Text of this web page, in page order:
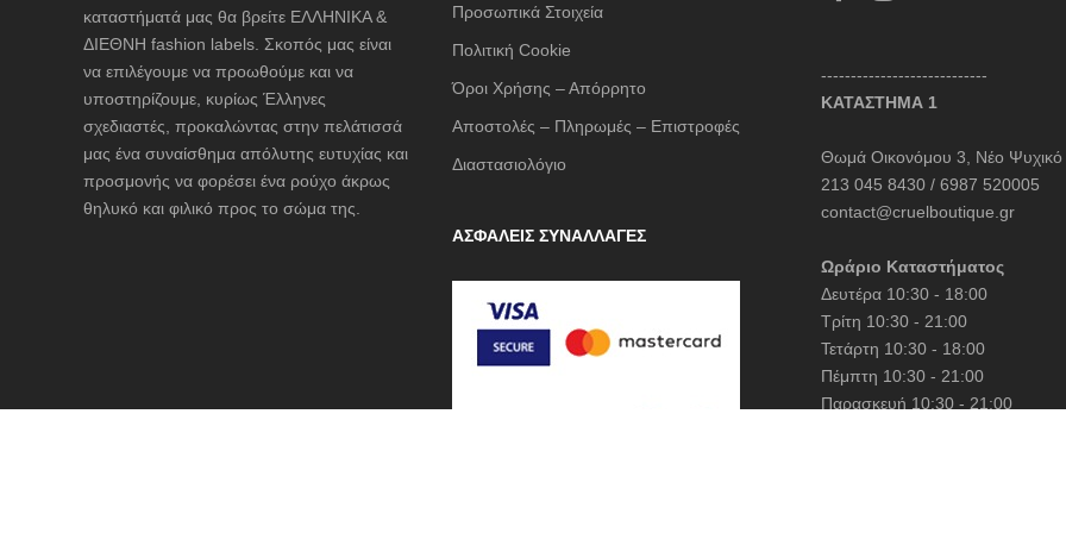
Mille Luci
NAIBA FASHION LAB
Opus 4
καταστήματά μας θα βρείτε ΕΛΛΗΝΙΚΑ &
ΔΙΕΘΝΗ fashion labels. Σκοπός μας είναι
να επιλέγουμε να προωθούμε και να
υποστηρίζουμε, κυρίως Έλληνες
σχεδιαστές, προκαλώντας στην πελάτισσά
μας ένα συναίσθημα απόλυτης ευτυχίας και
προσμονής να φορέσει ένα ρούχο άκρως
θηλυκό και φιλικό προς το σώμα της.
Προσωπικά Στοιχεία
Πολιτική Cookie
Όροι Χρήσης – Απόρρητο
Αποστολές – Πληρωμές – Επιστροφές
Διαστασιολόγιο
ΑΣΦΑΛΕΙΣ ΣΥΝΑΛΛΑΓΕΣ
----------------------------
ΚΑΤΑΣΤΗΜΑ 1
Θωμά Οικονόμου 3, Νέο Ψυχικό
213 045 8430 / 6987 520005
contact@cruelboutique.gr
Ωράριο Καταστήματος
Δευτέρα 10:30 - 18:00
Τρίτη 10:30 - 21:00
Τετάρτη 10:30 - 18:00
Πέμπτη 10:30 - 21:00
Παρασκευή 10:30 - 21:00